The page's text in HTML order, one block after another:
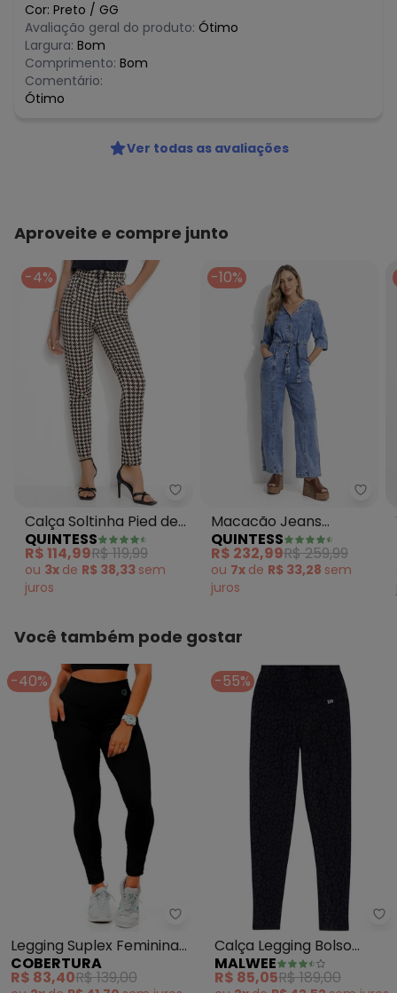
Cor: Preto / GG
Avaliação geral do produto: Ótimo
Largura: Bom
Comprimento: Bom
Comentário:
Ótimo
Ver todas as avaliações
Aproveite e compre junto
-4%
Quintess - Calça Soltinha Pied
Calça Soltinha Pied de
Poule com Bolsos e
Faixa
QUINTESS
R$ 114,99R$ 119,99
ou 3x de R$ 38,33 sem
juros
-10%
Macacão Jeans
Cintura Ajustável e
Bolsos
QUINTESS
R$ 232,99R$ 259,99
ou 7x de R$ 33,28 sem
juros
Você também pode gostar
-40%
Cobertura - Legging Suplex
Legging Suplex Feminina
(Preto)
COBERTURA
R$ 83,40R$ 139,00
-55%
Calça Legging Bolso
Malha Uv (Preto)
MALWEE
R$ 85,05R$ 189,00